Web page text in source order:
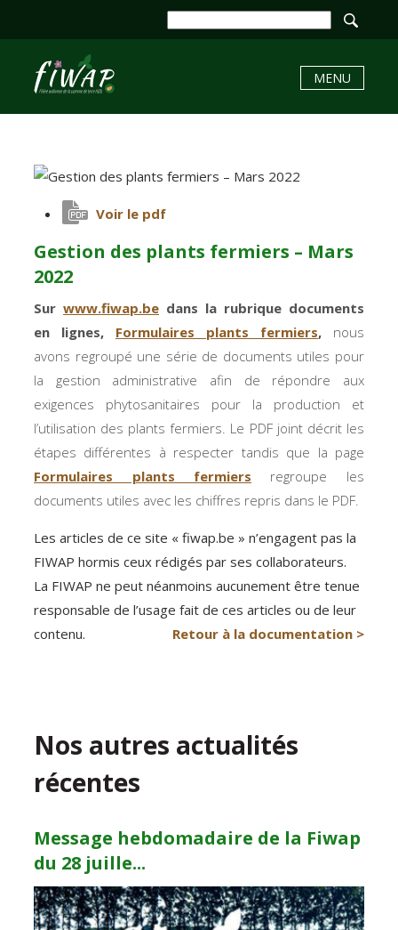
MENU
Voir le pdf
Gestion des plants fermiers – Mars
2022
Surwww.fiwap.be dans la rubrique documents
en lignes, Formulaires plants fermiers,nous
avons regroupé une série de documents utiles pour
la gestion administrative afin de répondre aux
exigences phytosanitaires pour la production et
l’utilisation des plants fermiers. Le PDF joint décrit les
étapes différentes à respecter tandis que la page
Formulaires plants fermiers regroupe les
documents utiles avec les chiffres repris dans le PDF.
Les articles de ce site « fiwap.be » n’engagent pas la
FIWAP hormis ceux rédigés par ses collaborateurs.
La FIWAP ne peut néanmoins aucunement être tenue
responsable de l’usage fait de ces articles ou de leur
contenu.
Retour à la documentation >
Nos autres actualités
récentes
Message hebdomadaire de la Fiwap
du 28 juille...